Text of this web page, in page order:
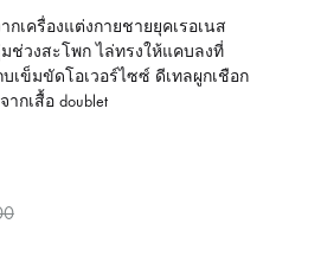
กเครื่องแต่งกายชายยุคเรอเนส
มช่วงสะโพก ไล่ทรงให้แคบลงที่
เข็มขัดโอเวอร์ไซซ์ ดีเทลผูกเชือก
กเสื้อ doublet